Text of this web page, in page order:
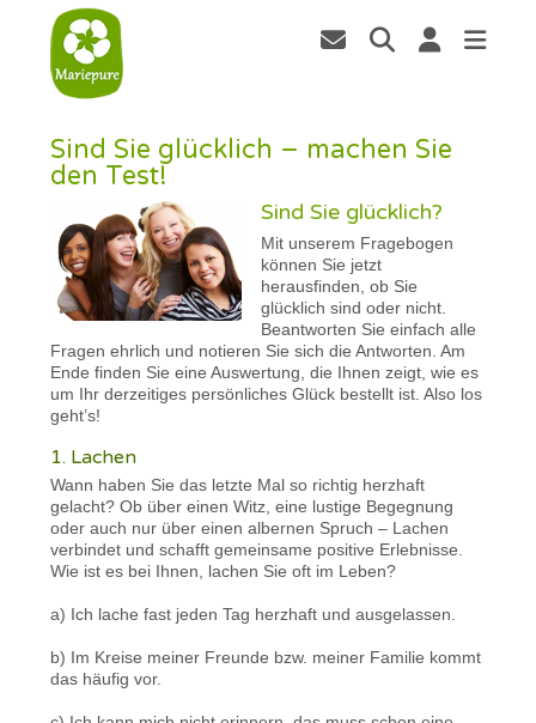
Sind Sie glücklich – machen Sie
den Test!
Sind Sie glücklich?
Mit unserem Fragebogen
können Sie jetzt
herausfinden, ob Sie
glücklich sind oder nicht.
Beantworten Sie einfach alle
Fragen ehrlich und notieren Sie sich die Antworten. Am
Ende finden Sie eine Auswertung, die Ihnen zeigt, wie es
um Ihr derzeitiges persönliches Glück bestellt ist. Also los
geht’s!
1. Lachen
Wann haben Sie das letzte Mal so richtig herzhaft
gelacht? Ob über einen Witz, eine lustige Begegnung
oder auch nur über einen albernen Spruch – Lachen
verbindet und schafft gemeinsame positive Erlebnisse.
Wie ist es bei Ihnen, lachen Sie oft im Leben?
a) Ich lache fast jeden Tag herzhaft und ausgelassen.
b) Im Kreise meiner Freunde bzw. meiner Familie kommt
das häufig vor.